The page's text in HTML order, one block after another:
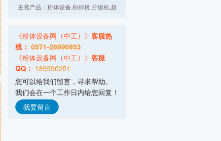
康柏斯粉粒体输送系统（北京）有限公司
桂林鸿程矿山设备制造有限责任公司
广东智子智能技术有限公司
主营产品：拆包,投料,输送,储存,计量,
山东埃尔派粉体科技股份有限公司
主营产品：粉体技术,粉体装备
弗格森输送机械(常州)有限公司
《粉体设备网（中工）》 客服热
线： 0571-28990953
《粉体设备网（中工）》 客服
QQ： 189990251
您可以给我们留言，寻求帮助。
我们会在一个工作日内给您回复！
我要留言